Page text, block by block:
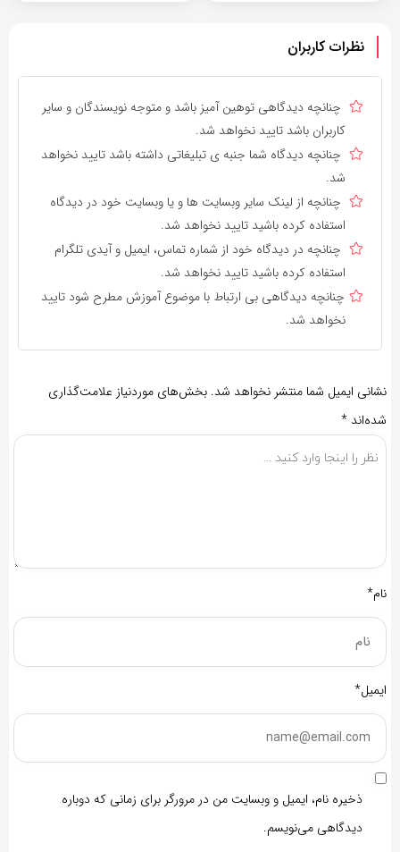
نظرات کاربران
چنانچه دیدگاهی توهین آمیز باشد و متوجه نویسندگان و سایر
کاربران باشد تایید نخواهد شد.
چنانچه دیدگاه شما جنبه ی تبلیغاتی داشته باشد تایید نخواهد
شد.
چنانچه از لینک سایر وبسایت ها و یا وبسایت خود در دیدگاه
استفاده کرده باشید تایید نخواهد شد.
چنانچه در دیدگاه خود از شماره تماس، ایمیل و آیدی تلگرام
استفاده کرده باشید تایید نخواهد شد.
چنانچه دیدگاهی بی ارتباط با موضوع آموزش مطرح شود تایید
نخواهد شد.
نشانی ایمیل شما منتشر نخواهد شد. بخش‌های موردنیاز علامت‌گذاری
شده‌اند *
نام*
ایمیل*
ذخیره نام، ایمیل و وبسایت من در مرورگر برای زمانی که دوباره
دیدگاهی می‌نویسم.